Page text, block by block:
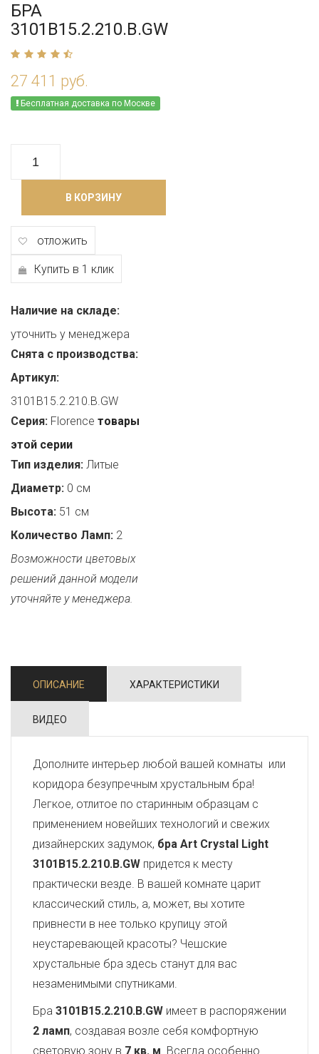
БРА
3101B15.2.210.B.GW
27 411 руб.
Бесплатная доставка по Москве
В КОРЗИНУ
отложить
Купить в 1 клик
Наличие на складе:
уточнить у менеджера
Снята с производства:
Артикул:
3101B15.2.210.B.GW
Серия: Florence товары
этой серии
Тип изделия: Литые
Диаметр: 0 см
Высота: 51 см
Количество Ламп: 2
Возможности цветовых
решений данной модели
уточняйте у менеджера.
ОПИСАНИЕ ХАРАКТЕРИСТИКИ
ВИДЕО
Дополните интерьер любой вашей комнаты или
коридора безупречным хрустальным бра!
Легкое, отлитое по старинным образцам с
применением новейших технологий и свежих
дизайнерских задумок, бра Art Crystal Light
3101B15.2.210.B.GW придется к месту
практически везде. В вашей комнате царит
классический стиль, а, может, вы хотите
привнести в нее только крупицу этой
неустаревающей красоты? Чешские
хрустальные бра здесь станут для вас
незаменимыми спутниками.
Бра 3101B15.2.210.B.GW имеет в распоряжении
2 ламп, создавая возле себя комфортную
световую зону в 7 кв. м . Всегда особенно